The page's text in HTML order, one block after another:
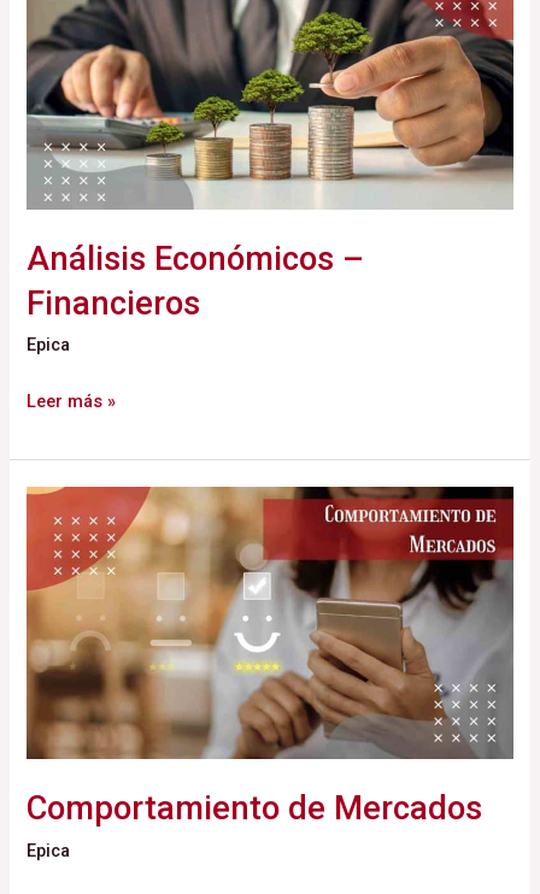
Análisis Económicos –
Financieros
Epica
Financieros
Leer más »
Comportamiento de Mercados
Epica
Comportamiento
Mercados